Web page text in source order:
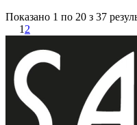
Показано 1 по 20 з 37
1 2